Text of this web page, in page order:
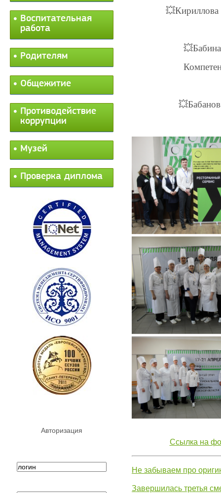
Воспитательная
работа
Родителям
Общежитие
Противодействие
коррупции
Музей
Проверка диплома
Авторизация
💥Кириллова
💥
💥
Ссылка на
Не забываем про
Завершилась третья